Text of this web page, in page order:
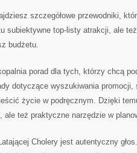
szczegółowe przewodniki,
subiektywne top-listy atrakcji, ale
budżetu.
porad dla tych, którzy chcą
dotyczące wyszukiwania
życie w podręcznym. Dzięki
ale też praktyczne narzędzie w
Cholery jest autentyczny